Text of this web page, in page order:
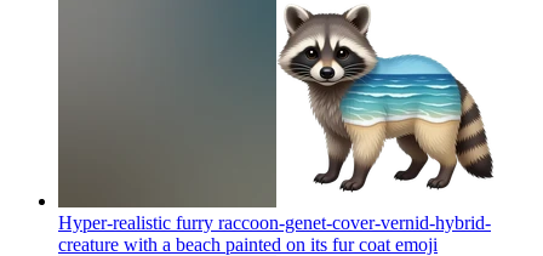
Hyper-realistic furry raccoon-genet-cover-vernid-hybrid-
creature with a beach painted on its fur coat emoji